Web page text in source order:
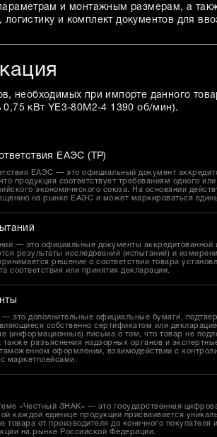
и монтажным размерам, а
и комплект документов для
необходимых при импорте данного
0,75 кВт YE3-80M2-4 1390 об/мин ).
ЕАЭС (ТР)
ЕАЭС — это официальный документ
продукция соответствует требованиям одного
экономического союза. На основании
на рынке ЕАЭС и может маркироваться
— это официальные документы аккредитованной
результаты исследований (испытаний) и
решение о соответствии товара
соответствия или принятия декларации.
— это дополнительные официальные бумаги,
собственно сертификатом или
(информационные) письма о том, что товар не
разъяснения надзорных органов и
оформлении, взаимодействии с
маркетплейсами.
«Честный ЗНАК» — это государственная
каждой единице продукции присваивается
товара от производителя до конечного покупателя
на рынке Российской Федерации.